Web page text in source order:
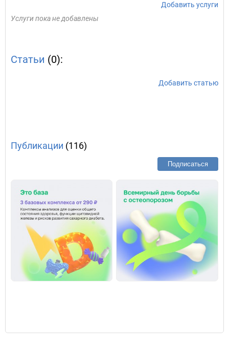
Добавить услуги
Услуги пока не добавлены
Статьи (0):
Добавить статью
Публикации (116)
Подписаться